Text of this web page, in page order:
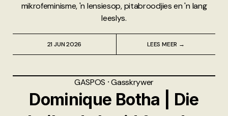
mikrofeminisme, 'n lensiesop, pitabroodjies en 'n lang
leeslys.
21 JUN 2026 LEES MEER →
GASPOS ⸱Gasskrywer
Dominique Botha | Die